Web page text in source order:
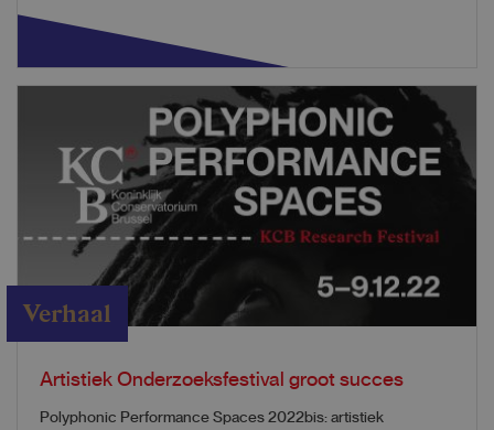
Verhaal
Artistiek Onderzoeksfestival groot succes
Polyphonic Performance Spaces 2022bis: artistiek